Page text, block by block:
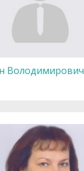
Володимирович